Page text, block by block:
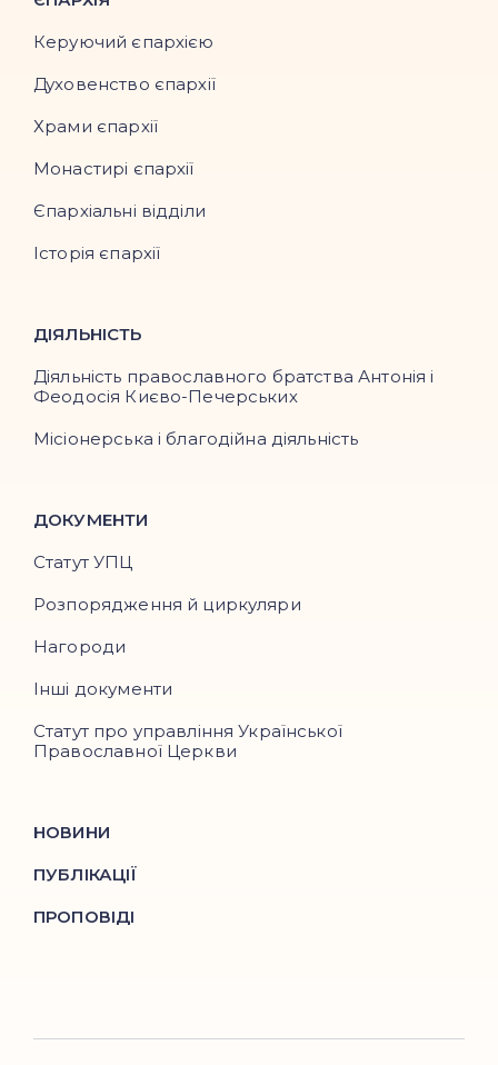
Керуючий єпархією
Духовенство єпархії
Храми єпархії
Монастирі єпархії
Єпархіальні відділи
Історія єпархії
ДІЯЛЬНІСТЬ
Діяльність православного братства Антонія і
Феодосія Києво-Печерських
Місіонерська і благодійна діяльність
ДОКУМЕНТИ
Статут УПЦ
Розпорядження й циркуляри
Нагороди
Інші документи
Статут про управління Української
Православної Церкви
НОВИНИ
ПУБЛІКАЦІЇ
ПРОПОВІДІ